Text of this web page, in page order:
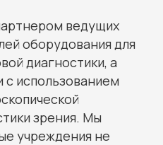
ведущих
оборудования для
диагностики, а
с использованием
зрения. Мы
учреждения не